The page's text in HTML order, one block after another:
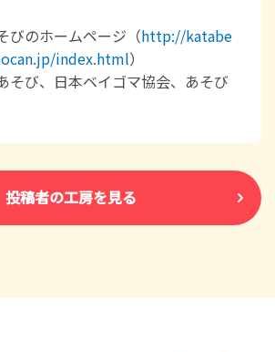
びのホームページ（http://katabe
index.html）
び、日本ベイゴマ協会、あそび
投稿者の工房を見る